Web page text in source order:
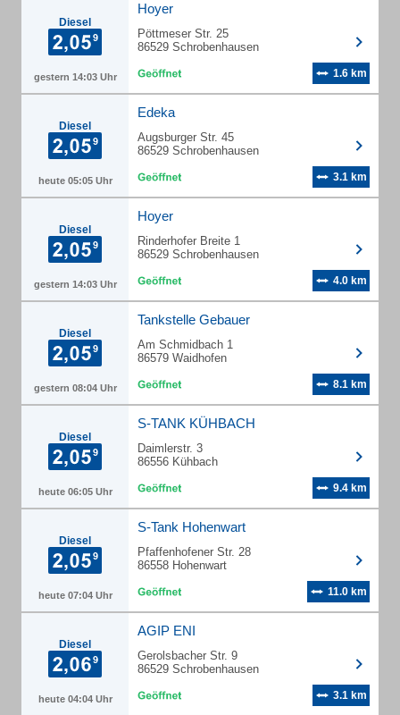
Diesel
gestern 14:03 Uhr
Hoyer
Pöttmeser Str. 25
86529 Schrobenhausen
1.6 km
Diesel
heute 05:05 Uhr
Edeka
Augsburger Str. 45
86529 Schrobenhausen
3.1 km
Diesel
gestern 14:03 Uhr
Hoyer
Rinderhofer Breite 1
86529 Schrobenhausen
4.0 km
Diesel
gestern 08:04 Uhr
Tankstelle Gebauer
Am Schmidbach 1
86579 Waidhofen
8.1 km
Diesel
heute 06:05 Uhr
S-TANK KÜHBACH
Daimlerstr. 3
86556 Kühbach
9.4 km
Diesel
heute 07:04 Uhr
S-Tank Hohenwart
Pfaffenhofener Str. 28
86558 Hohenwart
11.0 km
Diesel
heute 04:04 Uhr
AGIP ENI
Gerolsbacher Str. 9
86529 Schrobenhausen
3.1 km